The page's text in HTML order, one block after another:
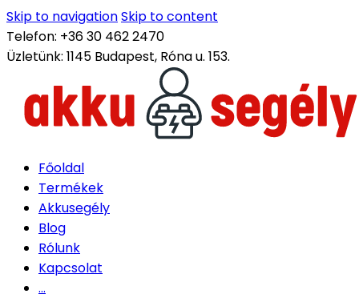
Skip to navigationSkip to content
Telefon: +36 30 462 2470
Üzletünk: 1145 Budapest, Róna u. 153.
Főoldal
Termékek
Akkusegély
Blog
Rólunk
Kapcsolat
...